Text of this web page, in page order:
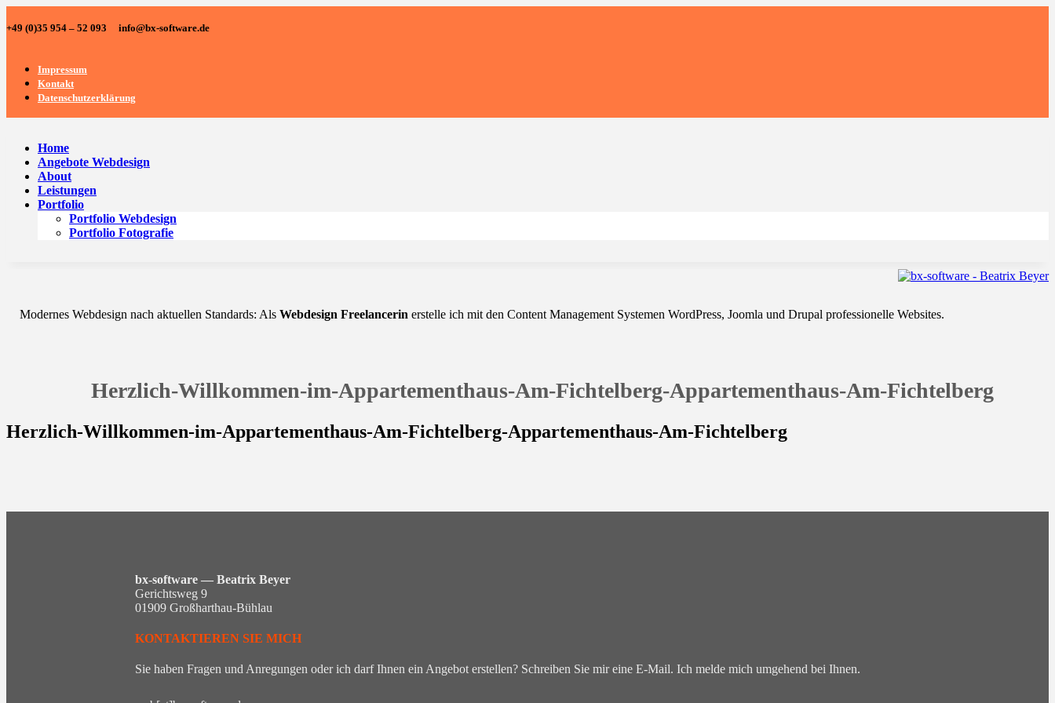
+49 (0)35 954 – 52 093 info@bx-software.de
Impressum
Kontakt
Datenschutzerklärung
Home
Angebote Webdesign
About
Leistungen
Portfolio
Portfolio Webdesign
Portfolio Fotografie
Modernes Webdesign nach aktuellen Standards: Als Webdesign Freelancerin erstelle ich mit den Content Management Systemen WordPress, Joomla und Drupal professionelle Websites.
Herzlich-Willkommen-im-Appartementhaus-Am-Fichtelberg-Appartementhaus-Am-Fichtelberg
Herzlich-Willkommen-im-Appartementhaus-Am-Fichtelberg-Appartementhaus-Am-Fichtelberg
bx-software — Beatrix Beyer
Gerichtsweg 9
01909 Großharthau-Bühlau
KONTAKTIEREN SIE MICH
Sie haben Fragen und Anregungen oder ich darf Ihnen ein Angebot erstellen? Schreiben Sie mir eine E-Mail. Ich melde mich umgehend bei Ihnen.